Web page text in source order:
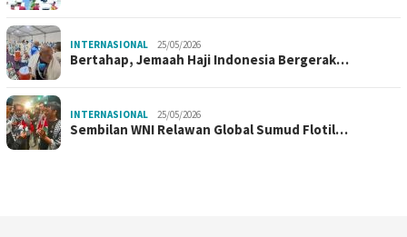
INTERNASIONAL 25/05/2026
Bertahap, Jemaah Haji Indonesia Bergerak…
INTERNASIONAL 25/05/2026
Sembilan WNI Relawan Global Sumud Flotil…